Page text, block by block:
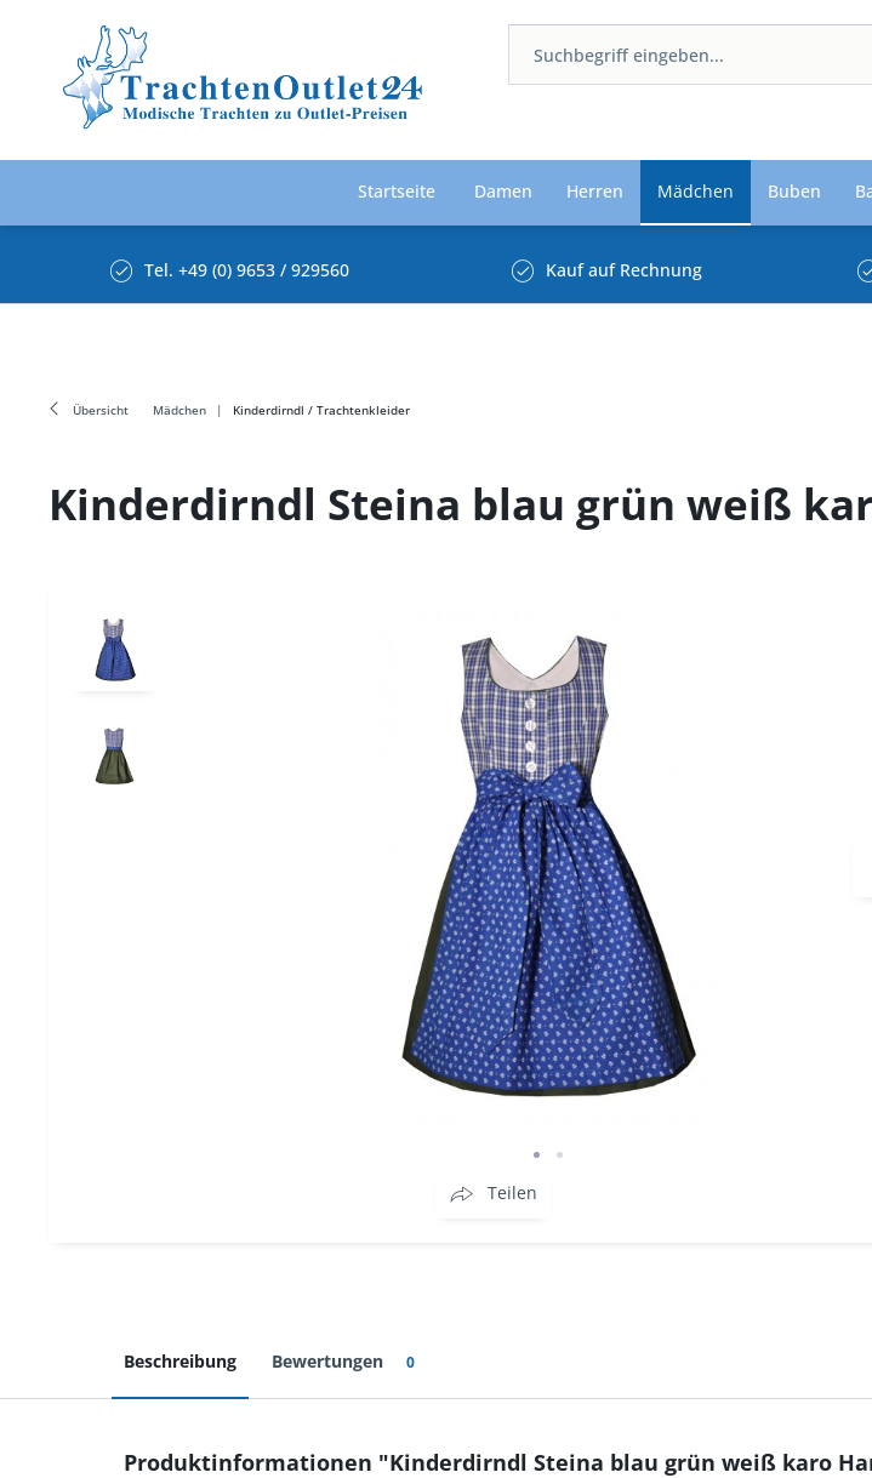
Startseite Damen Herren Mädchen Buben
Tel. +49 (0) 9653 / 929560 Kauf auf Rechnung
Übersicht Mädchen Kinderdirndl / Trachtenkleider
Kinderdirndl Steina blau grün weiß
Teilen
Beschreibung Bewertungen 0
Produktinformationen "Kinderdirndl Steina blau grün weiß karo